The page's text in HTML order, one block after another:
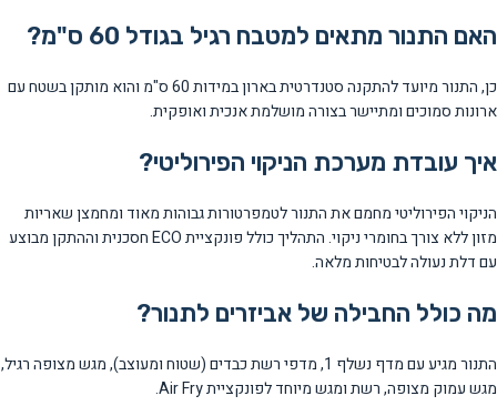
האם התנור מתאים למטבח רגיל בגודל 60 ס"מ?
כן, התנור מיועד להתקנה סטנדרטית בארון במידות 60 ס"מ והוא מותקן בשטח עם
ארונות סמוכים ומתיישר בצורה מושלמת אנכית ואופקית.
איך עובדת מערכת הניקוי הפירוליטי?
הניקוי הפירוליטי מחמם את התנור לטמפרטורות גבוהות מאוד ומחמצן שאריות
מזון ללא צורך בחומרי ניקוי. התהליך כולל פונקציית ECO חסכנית וההתקן מבוצע
עם דלת נעולה לבטיחות מלאה.
מה כולל החבילה של אביזרים לתנור?
התנור מגיע עם מדף נשלף 1, מדפי רשת כבדים (שטוח ומעוצב), מגש מצופה רגיל,
מגש עמוק מצופה, רשת ומגש מיוחד לפונקציית Air Fry.